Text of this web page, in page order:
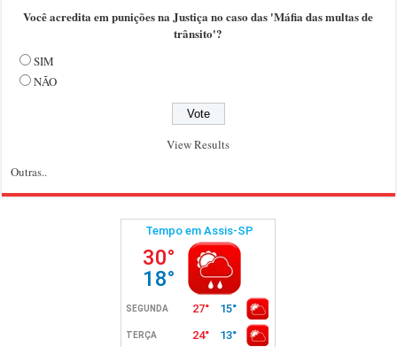
Você acredita em punições na Justiça no caso das 'Máfia das multas de
trânsito'?
SIM
NÃO
View Results
Outras..